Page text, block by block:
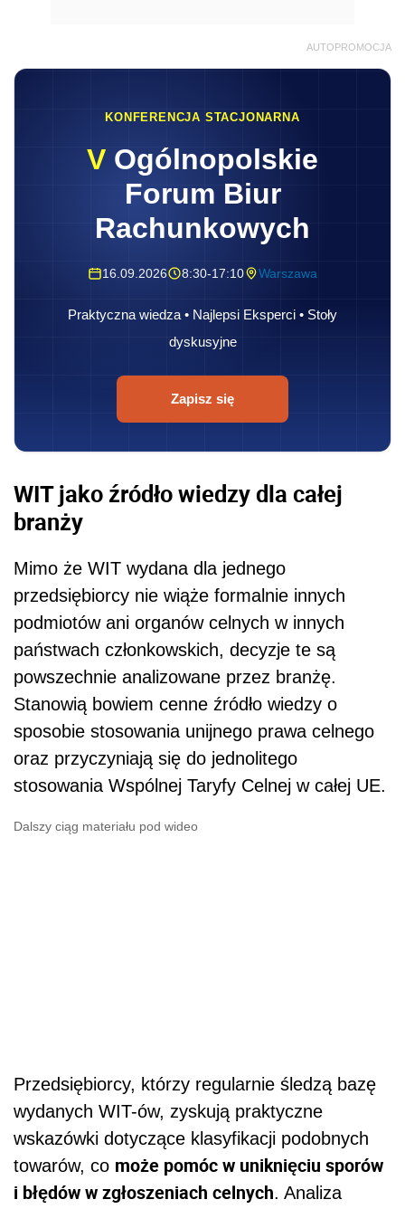
AUTOPROMOCJA
KONFERENCJA STACJONARNA
V Ogólnopolskie
Forum Biur
Rachunkowych
16.09.2026 8:30-17:10 Warszawa
Praktyczna wiedza • Najlepsi Eksperci • Stoły
dyskusyjne
Zapisz się
WIT jako źródło wiedzy dla całej
branży
Mimo że WIT wydana dla jednego
przedsiębiorcy nie wiąże formalnie innych
podmiotów ani organów celnych w innych
państwach członkowskich, decyzje te są
powszechnie analizowane przez branżę.
Stanowią bowiem cenne źródło wiedzy o
sposobie stosowania unijnego prawa celnego
oraz przyczyniają się do jednolitego
stosowania Wspólnej Taryfy Celnej w całej UE.
Dalszy ciąg materiału pod wideo
Przedsiębiorcy, którzy regularnie śledzą bazę
wydanych WIT-ów, zyskują praktyczne
wskazówki dotyczące klasyfikacji podobnych
towarów, co może pomóc w uniknięciu sporów
i błędów w zgłoszeniach celnych. Analiza